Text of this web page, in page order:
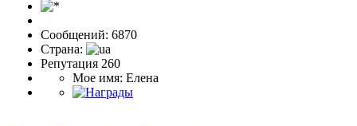
Сообщений: 6870
Страна:
Репутация 260
Мое имя: Елена